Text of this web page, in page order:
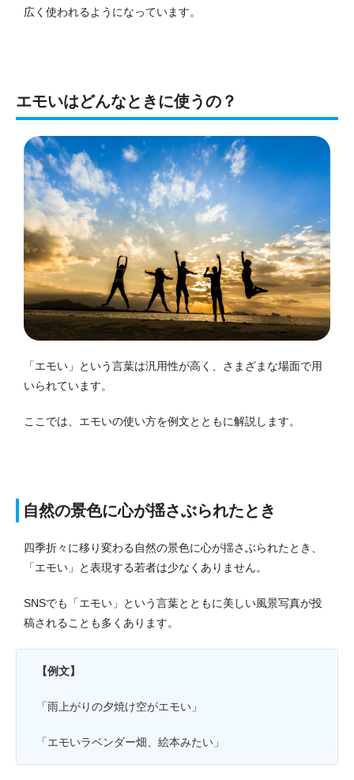
広く使われるようになっています。
エモいはどんなときに使うの？
「エモい」という言葉は汎用性が高く、さまざまな場面で用
いられています。
ここでは、エモいの使い方を例文とともに解説します。
自然の景色に心が揺さぶられたとき
四季折々に移り変わる自然の景色に心が揺さぶられたとき、
「エモい」と表現する若者は少なくありません。
SNSでも「エモい」という言葉とともに美しい風景写真が投
稿されることも多くあります。
【例文】
「雨上がりの夕焼け空がエモい」
「エモいラベンダー畑、絵本みたい」